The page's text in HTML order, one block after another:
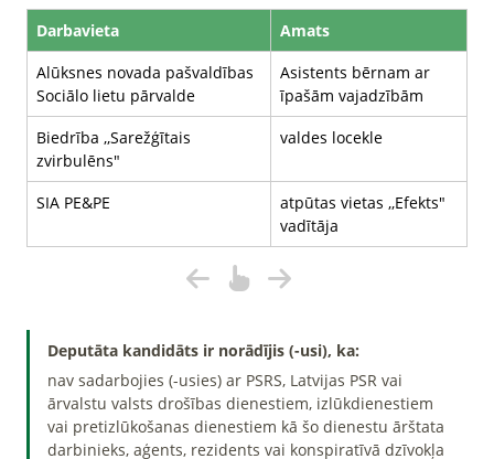
Darbavieta
Amats
Alūksnes novada pašvaldības
Sociālo lietu pārvalde
Asistents bērnam ar
īpašām vajadzībām
Biedrība ,,Sarežģītais
zvirbulēns"
valdes locekle
SIA PE&PE
atpūtas vietas ,,Efekts"
vadītāja
Deputāta kandidāts ir norādījis (-usi), ka:
nav sadarbojies (-usies) ar PSRS, Latvijas PSR vai
ārvalstu valsts drošības dienestiem, izlūkdienestiem
vai pretizlūkošanas dienestiem kā šo dienestu ārštata
darbinieks, aģents, rezidents vai konspiratīvā dzīvokļa